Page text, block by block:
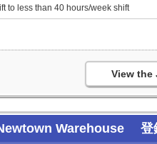
to less than 40 hours/week shift
Warehouse 登